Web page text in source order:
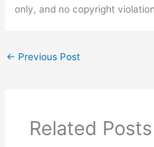
only, and no copyright
← Previous Post
Related Posts